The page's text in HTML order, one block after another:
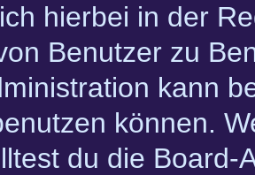
hierbei in der
Benutzer zu
kann
können.
du die Board-